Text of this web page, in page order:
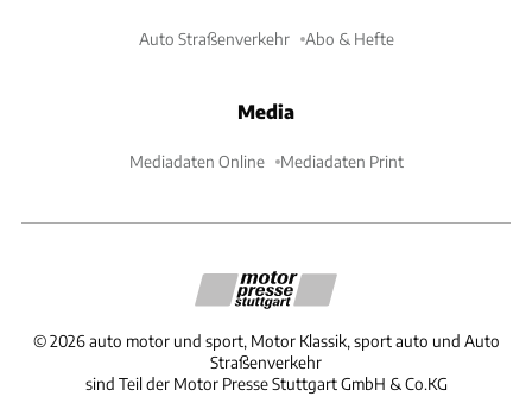
Auto Straßenverkehr Abo & Hefte
Media
Mediadaten Online Mediadaten Print
©2026 auto motor und sport, Motor Klassik, sport auto und Auto
Straßenverkehr
sind Teil der Motor Presse Stuttgart GmbH & Co.KG